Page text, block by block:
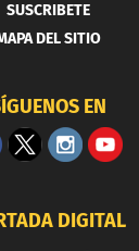
SUSCRIBETE
DEL SITIO
EN
DIGITAL